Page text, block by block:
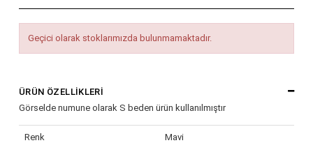
Geçici olarak stoklarımızda bulunmamaktadır.
ÜRÜN ÖZELLIKLERI
Görselde numune olarak S beden ürün kullanılmıştır
Renk Mavi